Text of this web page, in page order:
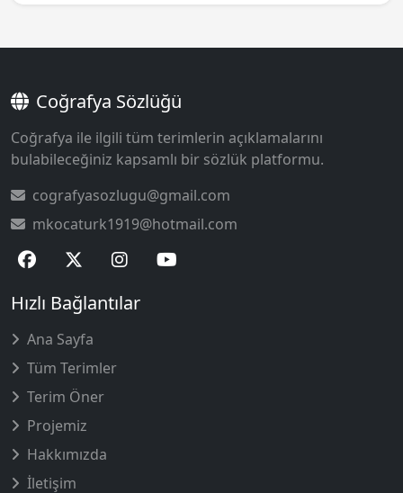
Coğrafya Sözlüğü
Coğrafya ile ilgili tüm terimlerin açıklamalarını
bulabileceğiniz kapsamlı bir sözlük platformu.
cografyasozlugu@gmail.com
mkocaturk1919@hotmail.com
Hızlı Bağlantılar
Ana Sayfa
Tüm Terimler
Terim Öner
Projemiz
Hakkımızda
İletişim